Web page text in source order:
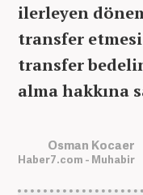
ilerleyen
transfer
transfer
alma hakkına
Osman Kocaer
Haber7.com - Muhabir